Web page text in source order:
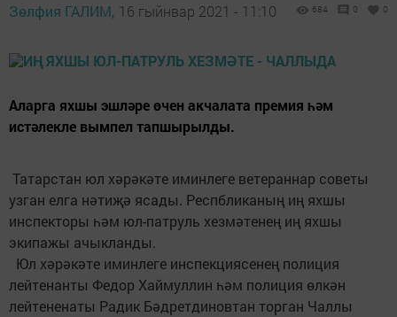
Зөлфия ГАЛИМ, 16 гыйнвар 2021 - 11:10 684 0 0
Аларга яхшы эшләре өчен акчалата премия һәм
истәлекле вымпел тапшырылды.
Татарстан юл хәрәкәте иминлеге ветераннар советы
узган елга нәтиҗә ясады. Респбликаның иң яхшы
инспекторы һәм юл-патруль хезмәтенең иң яхшы
экипажы ачыкланды.
Юл хәрәкәте иминлеге инспекциясенең полиция
лейтенанты Федор Хаймуллин һәм полиция өлкән
лейтененаты Радик Бәдретдиновтан торган Чаллы